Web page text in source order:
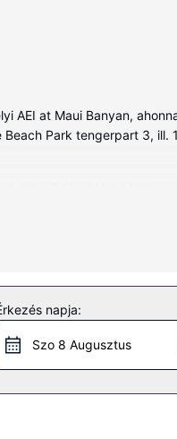
AEI at Maui Banyan,
Park tengerpart 3, ill.
kínálata és videojáték-
létesítmények közé
szolgáltatások és lift is
napja:
Szo 8 Augusztus